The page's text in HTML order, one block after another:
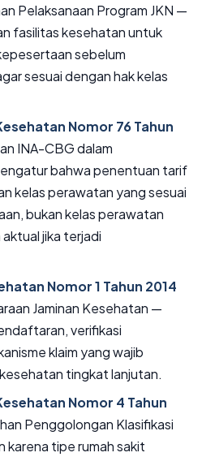
Pelaksanaan Program JKN —
fasilitas kesehatan untuk
sebelum
sesuai dengan hak kelas
Nomor 76 Tahun
INA-CBG dalam
bahwa penentuan tarif
kelas perawatan yang sesuai
bukan kelas perawatan
jika terjadi
Nomor 1 Tahun 2014
Jaminan Kesehatan —
verifikasi
klaim yang wajib
tingkat lanjutan.
Nomor 4 Tahun
Penggolongan Klasifikasi
karena tipe rumah sakit